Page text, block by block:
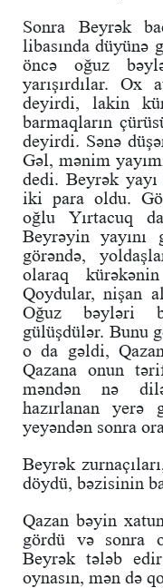
Sonra Beyrək
libasında düyünə
öncə oğuz
yarışırdılar.
deyirdi, lakin
barmaqların
deyirdi. Sənə
Gəl, mənim
dedi. Beyrək
iki para oldu.
oğlu Yırtacuq
Beyrəyin
görəndə,
olaraq
Qoydular, nişan
Oğuz bəyləri
gülüşdülər. Bunu
o da gəldi,
Qazana onun
məndən nə
hazırlanan yerə
yeyəndən sonra
Beyrək
döydü, bəzisinin
Qazan bəyin
gördü və sonra
Beyrək tələb
oynasın, mən də